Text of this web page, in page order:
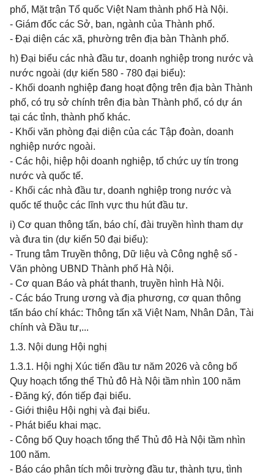
phố, Mặt trận Tổ quốc Việt Nam thành phố Hà Nội.
- Giám đốc các Sở, ban, ngành của Thành phố.
- Đại diện các xã, phường trên địa bàn Thành phố.
h) Đại biểu các nhà đầu tư, doanh nghiệp trong nước và
nước ngoài (dự kiến 580 - 780 đại biểu):
- Khối doanh nghiệp đang hoạt động trên địa bàn Thành
phố, có trụ sở chính trên địa bàn Thành phố, có dự án
tại các tỉnh, thành phố khác.
- Khối văn phòng đại diện của các Tập đoàn, doanh
nghiệp nước ngoài.
- Các hội, hiệp hội doanh nghiệp, tổ chức uy tín trong
nước và quốc tế.
- Khối các nhà đầu tư, doanh nghiệp trong nước và
quốc tế thuộc các lĩnh vực thu hút đầu tư.
i) Cơ quan thông tấn, báo chí, đài truyền hình tham dự
và đưa tin (dự kiến 50 đại biểu):
- Trung tâm Truyền thông, Dữ liệu và Công nghệ số -
Văn phòng UBND Thành phố Hà Nội.
- Cơ quan Báo và phát thanh, truyền hình Hà Nội.
- Các báo Trung ương và địa phương, cơ quan thông
tấn báo chí khác: Thông tấn xã Việt Nam, Nhân Dân, Tài
chính và Đầu tư,...
1.3. Nội dung Hội nghị
1.3.1. Hội nghị Xúc tiến đầu tư năm 2026 và công bố
Quy hoạch tổng thể Thủ đô Hà Nội tầm nhìn 100 năm
- Đăng ký, đón tiếp đại biểu.
- Giới thiệu Hội nghị và đại biểu.
- Phát biểu khai mạc.
- Công bố Quy hoạch tổng thể Thủ đô Hà Nội tầm nhìn
100 năm.
- Báo cáo phân tích môi trường đầu tư, thành tựu, tình